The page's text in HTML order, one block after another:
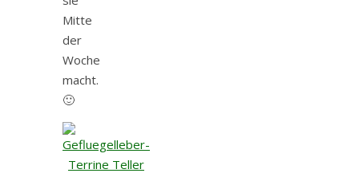
Mitte
der
Woche
macht.
🙂